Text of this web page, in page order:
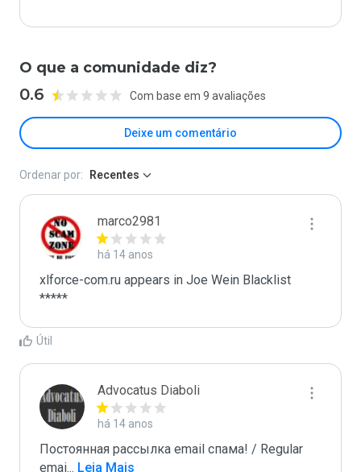
O que a comunidade diz?
0.6 Com base em 9 avaliações
Deixe um comentário
Ordenar por: Recentes
marco2981
há 14 anos
xlforce-com.ru appears in Joe Wein Blacklist
*****
Útil
Advocatus Diaboli
há 14 anos
Постоянная рассылка email спама! / Regular
emai... Leia Mais